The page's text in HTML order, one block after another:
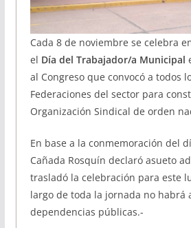
Cada 8 de noviembre se celebra
el Día del Trabajador/a Municipal
al Congreso que convocó a todos
Federaciones del sector para
Organización Sindical de orden
En base a la conmemoración del
Cañada Rosquín declaró asueto
trasladó la celebración para este
largo de toda la jornada no habrá
dependencias públicas.-